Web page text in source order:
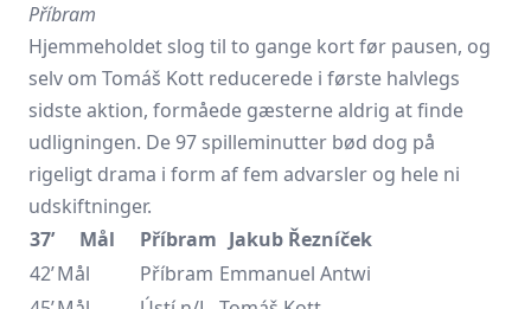
Příbram
Hjemmeholdet slog til to gange kort før pausen, og
selv om Tomáš Kott reducerede i første halvlegs
sidste aktion, formåede gæsterne aldrig at finde
udligningen. De 97 spilleminutter bød dog på
rigeligt drama i form af fem advarsler og hele ni
udskiftninger.
37’
Mål Příbram Jakub Řezníček
42’Mål Příbram Emmanuel Antwi